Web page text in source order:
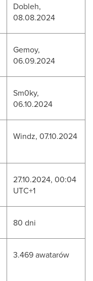
Dobleh,
08.08.2024
Gemoy,
06.09.2024
Sm0ky,
06.10.2024
Windz, 07.10.2024
27.10.2024, 00:04
UTC+1
80 dni
3.469 awatarów